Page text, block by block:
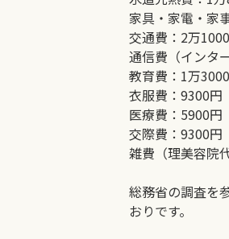
家具・家電・家
交通費：2万
通信費（インタ
教育費：1万
衣服費：9300円
医療費：5900円
交際費：9300円
雑費（理美容院
総務省の調査を
おりです。